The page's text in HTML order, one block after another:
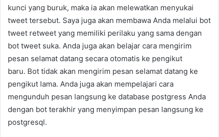
kunci yang buruk, maka ia akan melewatkan menyukai
tweet tersebut. Saya juga akan membawa Anda melalui bot
tweet retweet yang memiliki perilaku yang sama dengan
bot tweet suka. Anda juga akan belajar cara mengirim
pesan selamat datang secara otomatis ke pengikut
baru. Bot tidak akan mengirim pesan selamat datang ke
pengikut lama. Anda juga akan mempelajari cara
mengunduh pesan langsung ke database postgress Anda
dengan bot terakhir yang menyimpan pesan langsung ke
postgresql.